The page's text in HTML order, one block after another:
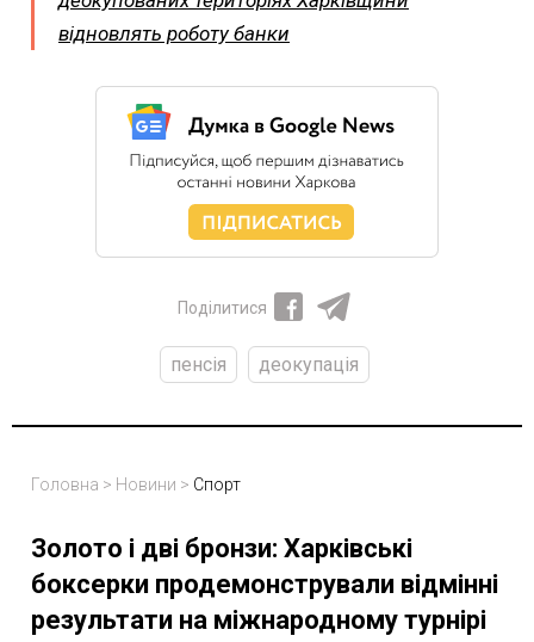
відновлять роботу банки
Поділитися
пенсія деокупація
Головна > Новини > Спорт
Золото і дві бронзи: Харківські
боксерки продемонстрували відмінні
результати на міжнародному турнірі